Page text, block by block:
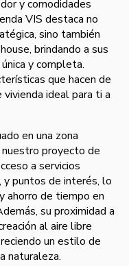
y comodidades
VIS destaca no
sino también
brindando a sus
y completa.
que hacen de
ideal para ti a
en una zona
proyecto de
a servicios
y puntos de interés, lo
ahorro de tiempo en
su proximidad a
al aire libre
un estilo de
naturaleza.